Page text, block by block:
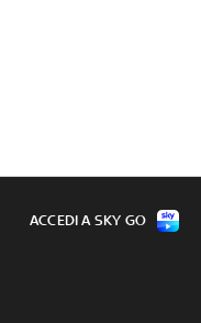
ACCEDI A SKY GO